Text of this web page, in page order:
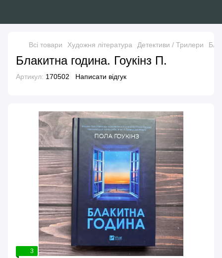
Всі товари Художня література Детективи / Трилери
Блакитна година. Гоукінз П.
Артикул: 170502 Написати відгук
3